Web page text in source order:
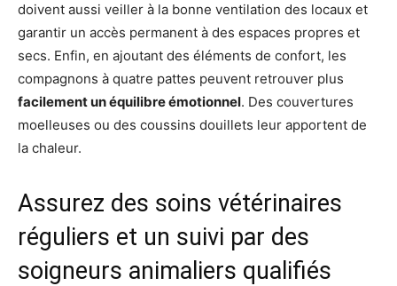
doivent aussi veiller à la bonne ventilation des locaux et
garantir un accès permanent à des espaces propres et
secs. Enfin, en ajoutant des éléments de confort, les
compagnons à quatre pattes peuvent retrouver plus
facilement un équilibre émotionnel. Des couvertures
moelleuses ou des coussins douillets leur apportent de
la chaleur.
Assurez des soins vétérinaires
réguliers et un suivi par des
soigneurs animaliers qualifiés